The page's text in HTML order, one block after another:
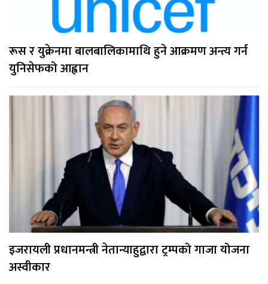
रूस र युक्रेनमा बालबालिकामाथि हुने आक्रमण अन्त्य गर्न
युनिसेफको आह्वान
इजरायली प्रधानमन्त्री नेतान्याहुद्वारा ट्रम्पको गाजा योजना
अस्वीकार